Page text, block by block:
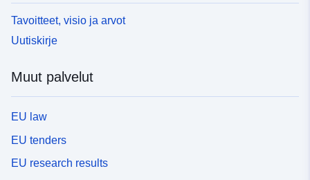
Tavoitteet, visio ja arvot
Uutiskirje
Muut palvelut
EU law
EU tenders
EU research results